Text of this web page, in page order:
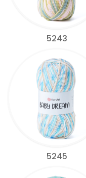
5243
5245